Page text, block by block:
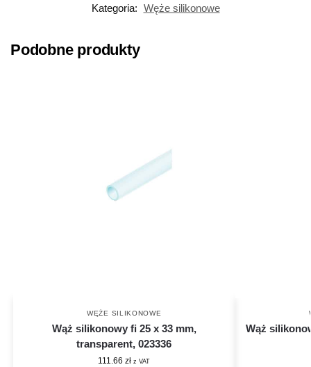
Kategoria: Węże silikonowe
Podobne produkty
WĘŻE SILIKONOWE
Wąż silikonowy fi 25 x 33 mm,
transparent, 023336
111.66zł z VAT
Wąż